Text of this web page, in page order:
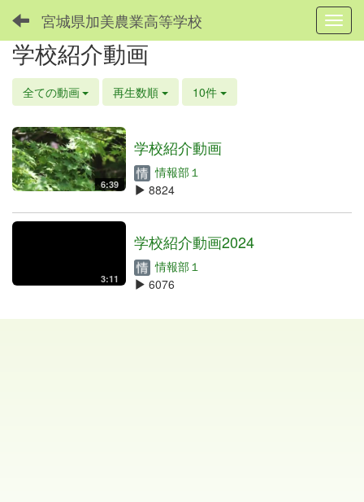
宮城県加美農業高等学校
学校紹介動画
全ての動画 再生数順 10件
6:39
学校紹介動画
情報部１
8824
3:11
学校紹介動画2024
情報部１
6076